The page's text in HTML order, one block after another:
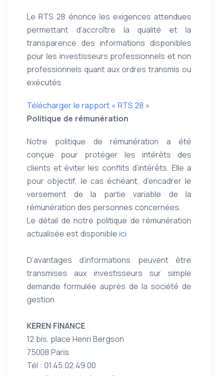
Le RTS 28 énonce les exigences attendues
permettant d’accroître la qualité et la
transparence des informations disponibles
pour les investisseurs professionnels et non
professionnels quant aux ordres transmis ou
exécutés.
Télécharger le rapport « RTS 28 »
Politique de rémunération
Notre politique de rémunération a été
conçue pour protéger les intérêts des
clients et éviter les conflits d’intérêts. Elle a
pour objectif, le cas échéant, d’encadrer le
versement de la partie variable de la
rémunération des personnes concernées.
Le détail de notre politique de rémunération
actualisée est disponible ici
D’avantages d’informations peuvent être
transmises aux investisseurs sur simple
demande formulée auprès de la société de
gestion
KEREN FINANCE
12 bis, place Henri Bergson
75008 Paris
Tél : 01.45.02.49.00